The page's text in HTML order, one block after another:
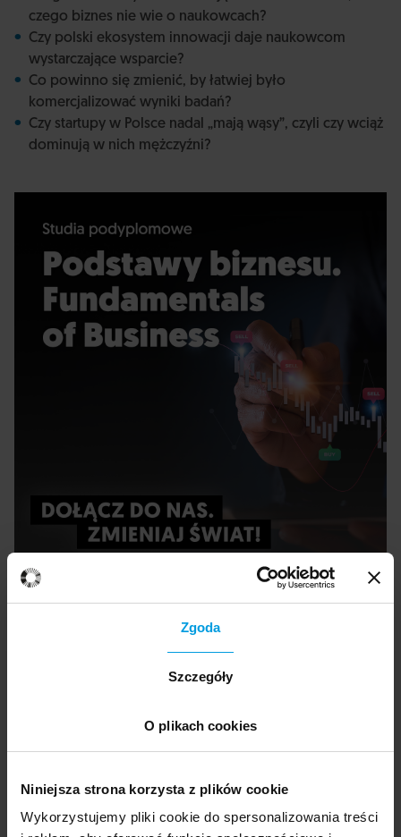
Zgoda
Szczegóły
O plikach cookies
Niniejsza strona korzysta z plików cookie
Wykorzystujemy pliki cookie do spersonalizowania treści
czego biznes nie wie o naukowcach?
Czy polski ekosystem innowacji daje naukowcom
wystarczające wsparcie?
Co powinno się zmienić, by łatwiej było
komercjalizować wyniki badań?
Czy startupy w Polsce nadal „mają wąsy”, czyli czy wciąż
dominują w nich mężczyźni?
doświadczeniem w pracy nad przywództwem,
innowacyjnych, badawczo-rozwojowych